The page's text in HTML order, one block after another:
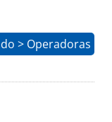
> Operadoras